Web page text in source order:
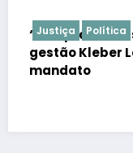
atos da